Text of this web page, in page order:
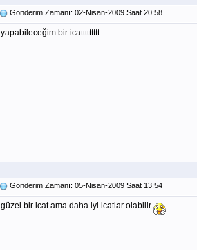
Gönderim Zamanı: 02-Nisan-2009 Saat 20:58
yapabileceğim bir icattttttttt
Gönderim Zamanı: 05-Nisan-2009 Saat 13:54
güzel bir icat ama daha iyi icatlar olabilir